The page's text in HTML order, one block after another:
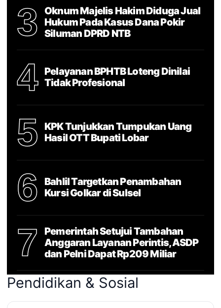
3
Oknum Majelis Hakim Diduga Jual
Hukum Pada Kasus Dana Pokir
Siluman DPRD NTB
4
Pelayanan BPHTB Loteng Dinilai
Tidak Profesional
5
KPK Tunjukkan Tumpukan Uang
Hasil OTT Bupati Lobar
6
Bahlil Targetkan Penambahan
Kursi Golkar di Sulsel
7
Pemerintah Setujui Tambahan
Anggaran Layanan Perintis, ASDP
dan Pelni Dapat Rp209 Miliar
Pendidikan & Sosial